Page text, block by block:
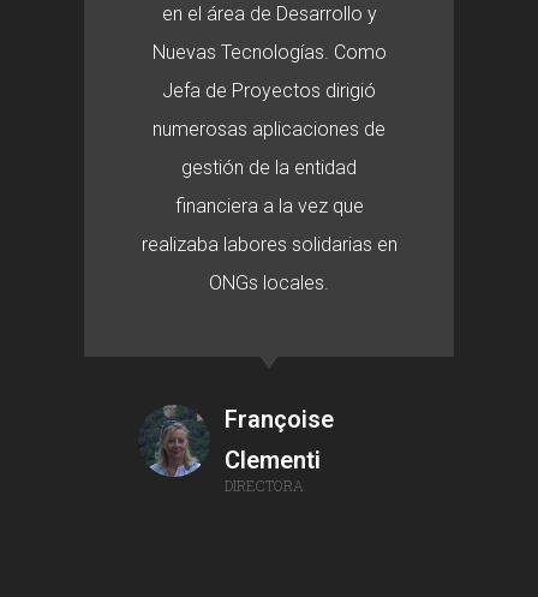
en el área de Desarrollo y
Nuevas Tecnologías. Como
Jefa de Proyectos dirigió
numerosas aplicaciones de
gestión de la entidad
financiera a la vez que
realizaba labores solidarias en
ONGs locales.
Françoise
Clementi
DIRECTORA